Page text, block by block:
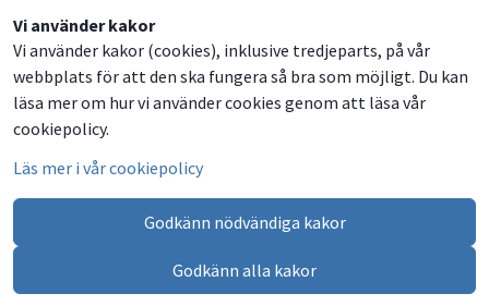
Vi använder kakor
Vi använder kakor (cookies), inklusive tredjeparts, på vår
webbplats för att den ska fungera så bra som möjligt. Du kan
läsa mer om hur vi använder cookies genom att läsa vår
cookiepolicy.
Läs mer i vår cookiepolicy
Godkänn nödvändiga kakor
Godkänn alla kakor
Dela
på
Facebook
Dela
på
Twitter
Dela
på
LinkedIn
Dela
via
email